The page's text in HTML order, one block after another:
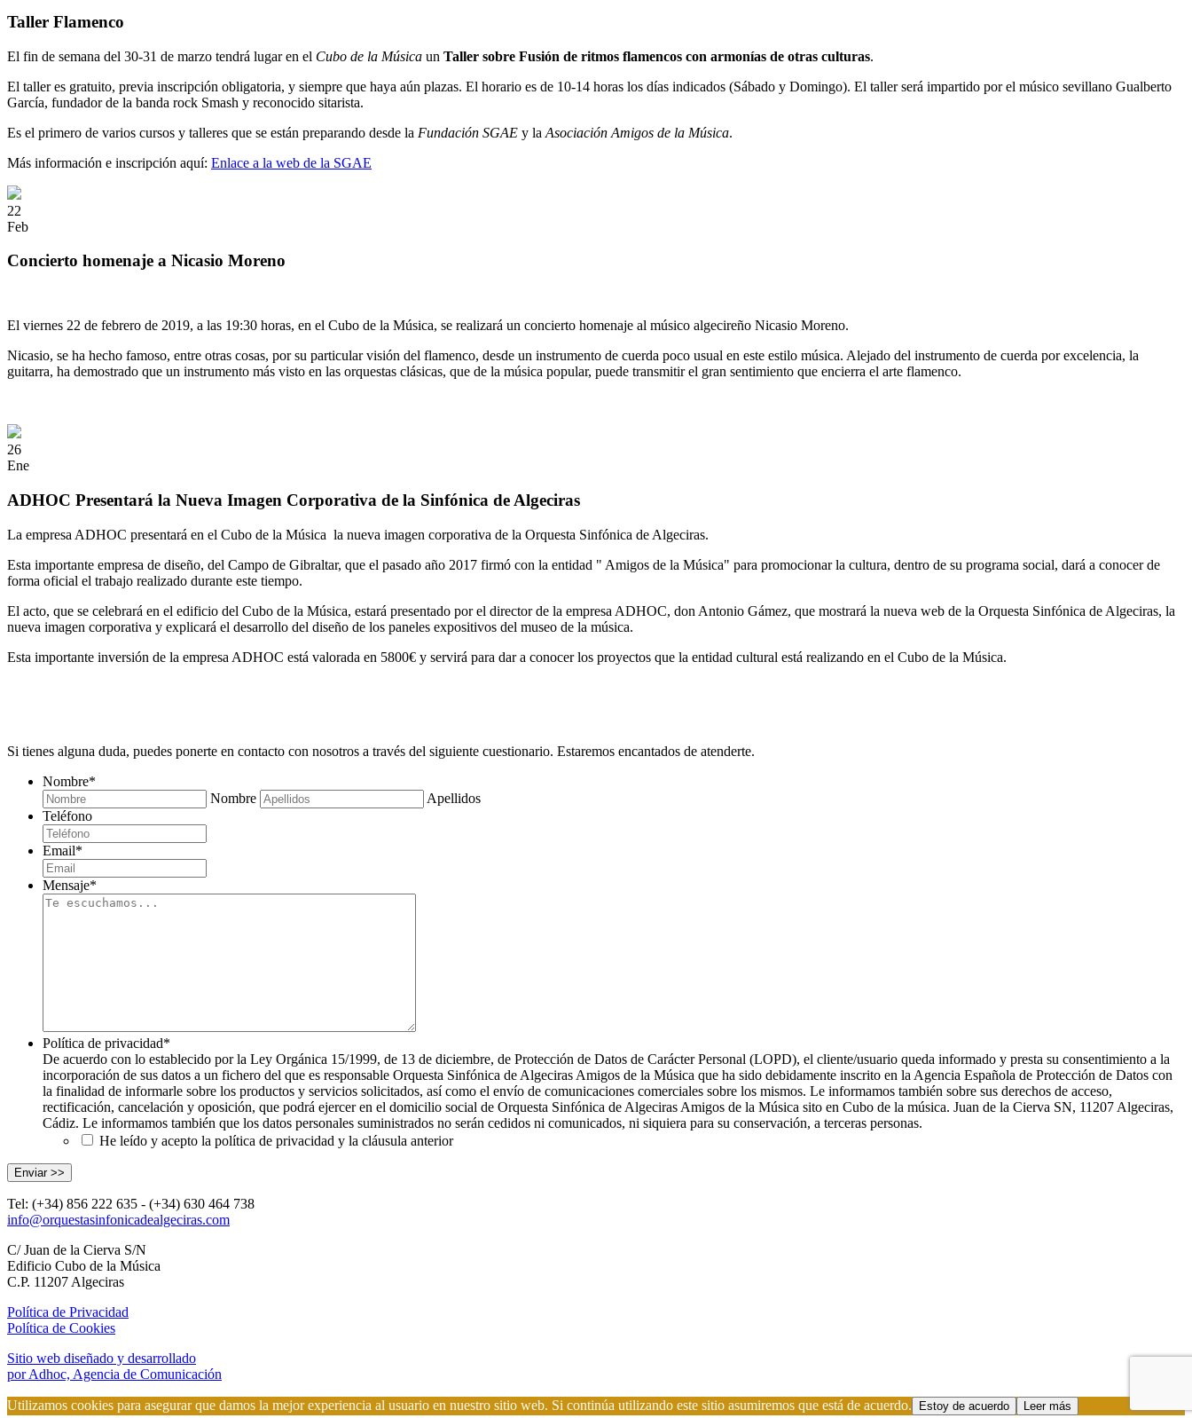
Taller Flamenco
El fin de semana del 30-31 de marzo tendrá lugar en el Cubo de la Música un Taller sobre Fusión de ritmos flamencos con armonías de otras culturas.
El taller es gratuito, previa inscripción obligatoria, y siempre que haya aún plazas. El horario es de 10-14 horas los días indicados (Sábado y Domingo). El taller será impartido por el músico sevillano Gualberto
García, fundador de la banda rock Smash y reconocido sitarista.
Es el primero de varios cursos y talleres que se están preparando desde la Fundación SGAE y la Asociación Amigos de la Música.
Más información e inscripción aquí: Enlace a la web de la SGAE
22
Feb
Concierto homenaje a Nicasio Moreno
El viernes 22 de febrero de 2019, a las 19:30 horas, en el Cubo de la Música, se realizará un concierto homenaje al músico algecireño Nicasio Moreno.
Nicasio, se ha hecho famoso, entre otras cosas, por su particular visión del flamenco, desde un instrumento de cuerda poco usual en este estilo música. Alejado del instrumento de cuerda por excelencia, la
guitarra, ha demostrado que un instrumento más visto en las orquestas clásicas, que de la música popular, puede transmitir el gran sentimiento que encierra el arte flamenco.
26
Ene
ADHOC Presentará la Nueva Imagen Corporativa de la Sinfónica de Algeciras
La empresa ADHOC presentará en el Cubo de la Música la nueva imagen corporativa de la Orquesta Sinfónica de Algeciras.
Esta importante empresa de diseño, del Campo de Gibraltar, que el pasado año 2017 firmó con la entidad " Amigos de la Música" para promocionar la cultura, dentro de su programa social, dará a conocer de
forma oficial el trabajo realizado durante este tiempo.
El acto, que se celebrará en el edificio del Cubo de la Música, estará presentado por el director de la empresa ADHOC, don Antonio Gámez, que mostrará la nueva web de la Orquesta Sinfónica de Algeciras, la
nueva imagen corporativa y explicará el desarrollo del diseño de los paneles expositivos del museo de la música.
Esta importante inversión de la empresa ADHOC está valorada en 5800€ y servirá para dar a conocer los proyectos que la entidad cultural está realizando en el Cubo de la Música.
Si tienes alguna duda, puedes ponerte en contacto con nosotros a través del siguiente cuestionario. Estaremos encantados de atenderte.
Nombre*
Nombre
Apellidos
Teléfono
Email*
Mensaje*
Política de privacidad*
De acuerdo con lo establecido por la Ley Orgánica 15/1999, de 13 de diciembre, de Protección de Datos de Carácter Personal (LOPD), el cliente/usuario queda informado y presta su consentimiento a la
incorporación de sus datos a un fichero del que es responsable Orquesta Sinfónica de Algeciras Amigos de la Música que ha sido debidamente inscrito en la Agencia Española de Protección de Datos con
la finalidad de informarle sobre los productos y servicios solicitados, así como el envío de comunicaciones comerciales sobre los mismos. Le informamos también sobre sus derechos de acceso,
rectificación, cancelación y oposición, que podrá ejercer en el domicilio social de Orquesta Sinfónica de Algeciras Amigos de la Música sito en Cubo de la música. Juan de la Cierva SN, 11207 Algeciras,
Cádiz. Le informamos también que los datos personales suministrados no serán cedidos ni comunicados, ni siquiera para su conservación, a terceras personas.
He leído y acepto la política de privacidad y la cláusula anterior
Tel: (+34) 856 222 635 - (+34) 630 464 738
info@orquestasinfonicadealgeciras.com
C/ Juan de la Cierva S/N
Edificio Cubo de la Música
C.P. 11207 Algeciras
Política de Privacidad
Política de Cookies
Sitio web diseñado y desarrollado
por Adhoc, Agencia de Comunicación
Utilizamos cookies para asegurar que damos la mejor experiencia al usuario en nuestro sitio web. Si continúa utilizando este sitio asumiremos que está de acuerdo. Estoy de acuerdo Leer más